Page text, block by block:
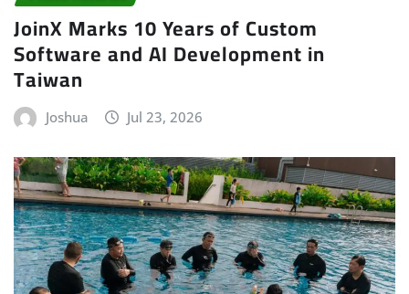
JoinX Marks 10 Years of Custom
Software and AI Development in
Taiwan
Joshua Jul 23, 2026